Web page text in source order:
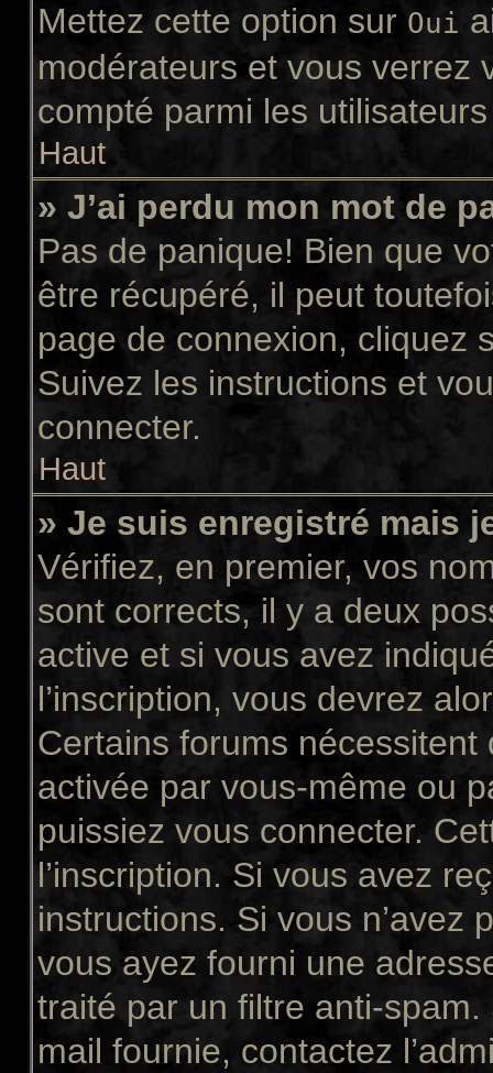
Mettez cette option sur Oui
modérateurs et vous verrez
compté parmi les
Haut
» J’ai perdu mon mot de
Pas de panique! Bien que
être récupéré, il peut
page de connexion, cliquez
Suivez les instructions et
connecter.
Haut
» Je suis enregistré mais
Vérifiez, en premier, vos
sont corrects, il y a deux
active et si vous avez
l’inscription, vous devrez
Certains forums
activée par vous-même ou
puissiez vous connecter.
l’inscription. Si vous avez
instructions. Si vous n’avez
vous ayez fourni une
traité par un filtre anti-spam.
mail fournie, contactez